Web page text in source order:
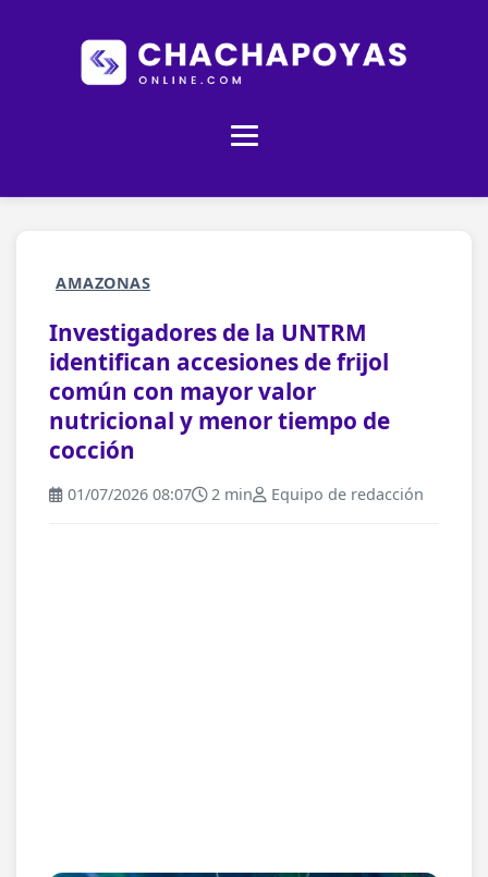
AMAZONAS
Investigadores de la UNTRM
identifican accesiones de frijol
común con mayor valor
nutricional y menor tiempo de
cocción
01/07/2026 08:07 2 min Equipo de redacción